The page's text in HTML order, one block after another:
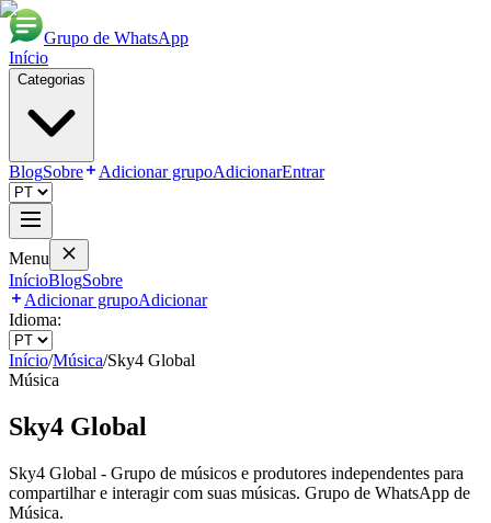
Grupo de WhatsApp
Início
Categorias
BlogSobre Adicionar grupoAdicionarEntrar
Menu
InícioBlogSobre
Adicionar grupoAdicionar
Idioma:
Início/Música/Sky4 Global
Música
Sky4 Global
Sky4 Global - Grupo de músicos e produtores independentes para
compartilhar e interagir com suas músicas. Grupo de WhatsApp de
Música.